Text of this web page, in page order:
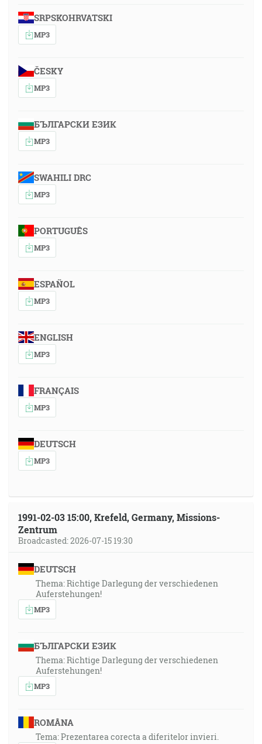
SRPSKOHRVATSKI
MP3
ČESKY
MP3
БЪЛГАРСКИ ЕЗИК
MP3
SWAHILI DRC
MP3
PORTUGUÊS
MP3
ESPAÑOL
MP3
ENGLISH
MP3
FRANÇAIS
MP3
DEUTSCH
MP3
1991-02-03 15:00, Krefeld, Germany, Missions-
Zentrum
Broadcasted: 2026-07-15 19:30
DEUTSCH
Thema: Richtige Darlegung der verschiedenen
Auferstehungen!
MP3
БЪЛГАРСКИ ЕЗИК
Thema: Richtige Darlegung der verschiedenen
Auferstehungen!
MP3
ROMÂNA
Tema: Prezentarea corecta a diferitelor invieri.